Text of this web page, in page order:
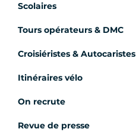
Scolaires
Tours opérateurs & DMC
Croisiéristes & Autocaristes
Itinéraires vélo
On recrute
Revue de presse